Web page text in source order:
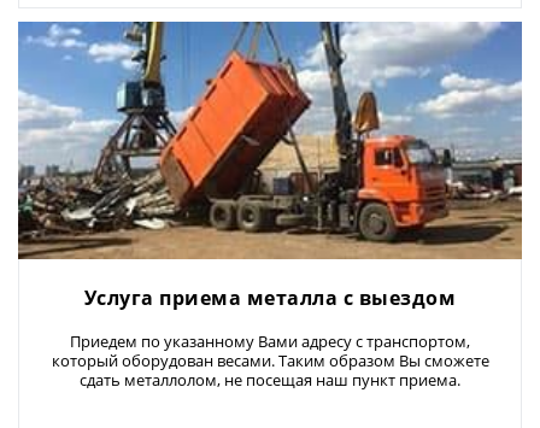
Услуга приема металла с выездом
Приедем по указанному Вами адресу с транспортом,
который оборудован весами. Таким образом Вы сможете
сдать металлолом, не посещая наш пункт приема.